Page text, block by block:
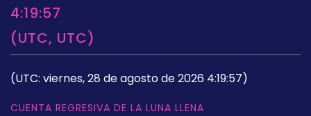
4:19:57
(UTC, UTC)
(UTC: viernes, 28 de agosto de 2026 4:19:57)
CUENTA REGRESIVA DE LA LUNA LLENA